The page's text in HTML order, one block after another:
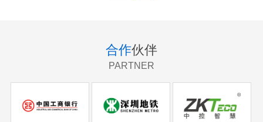
合作伙伴
PARTNER